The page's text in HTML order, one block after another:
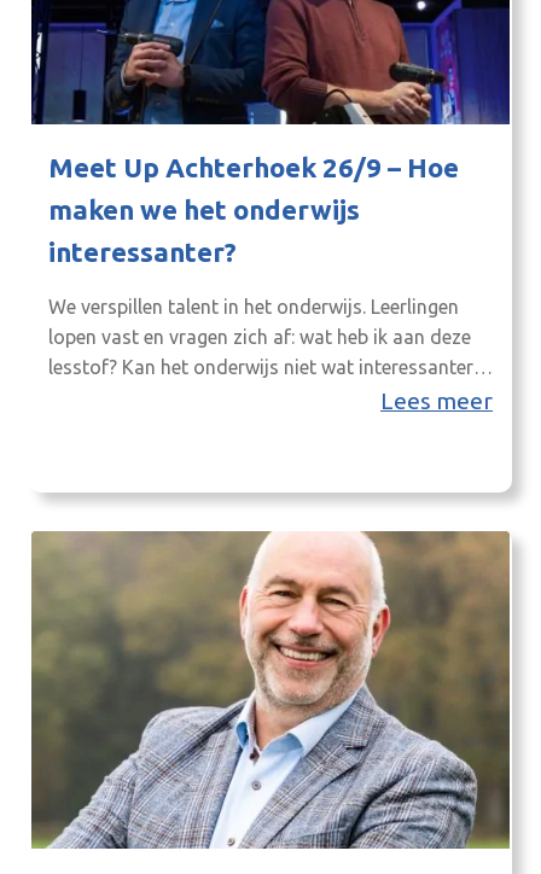
Meet Up Achterhoek 26/9 – Hoe
maken we het onderwijs
interessanter?
We verspillen talent in het onderwijs. Leerlingen
lopen vast en vragen zich af: wat heb ik aan deze
lesstof? Kan het onderwijs niet wat interessanter?
En hoe dan? Op donderdagavond 26 september
Winterswijk.In de vorige Meet Up moesten we met
Lees meer